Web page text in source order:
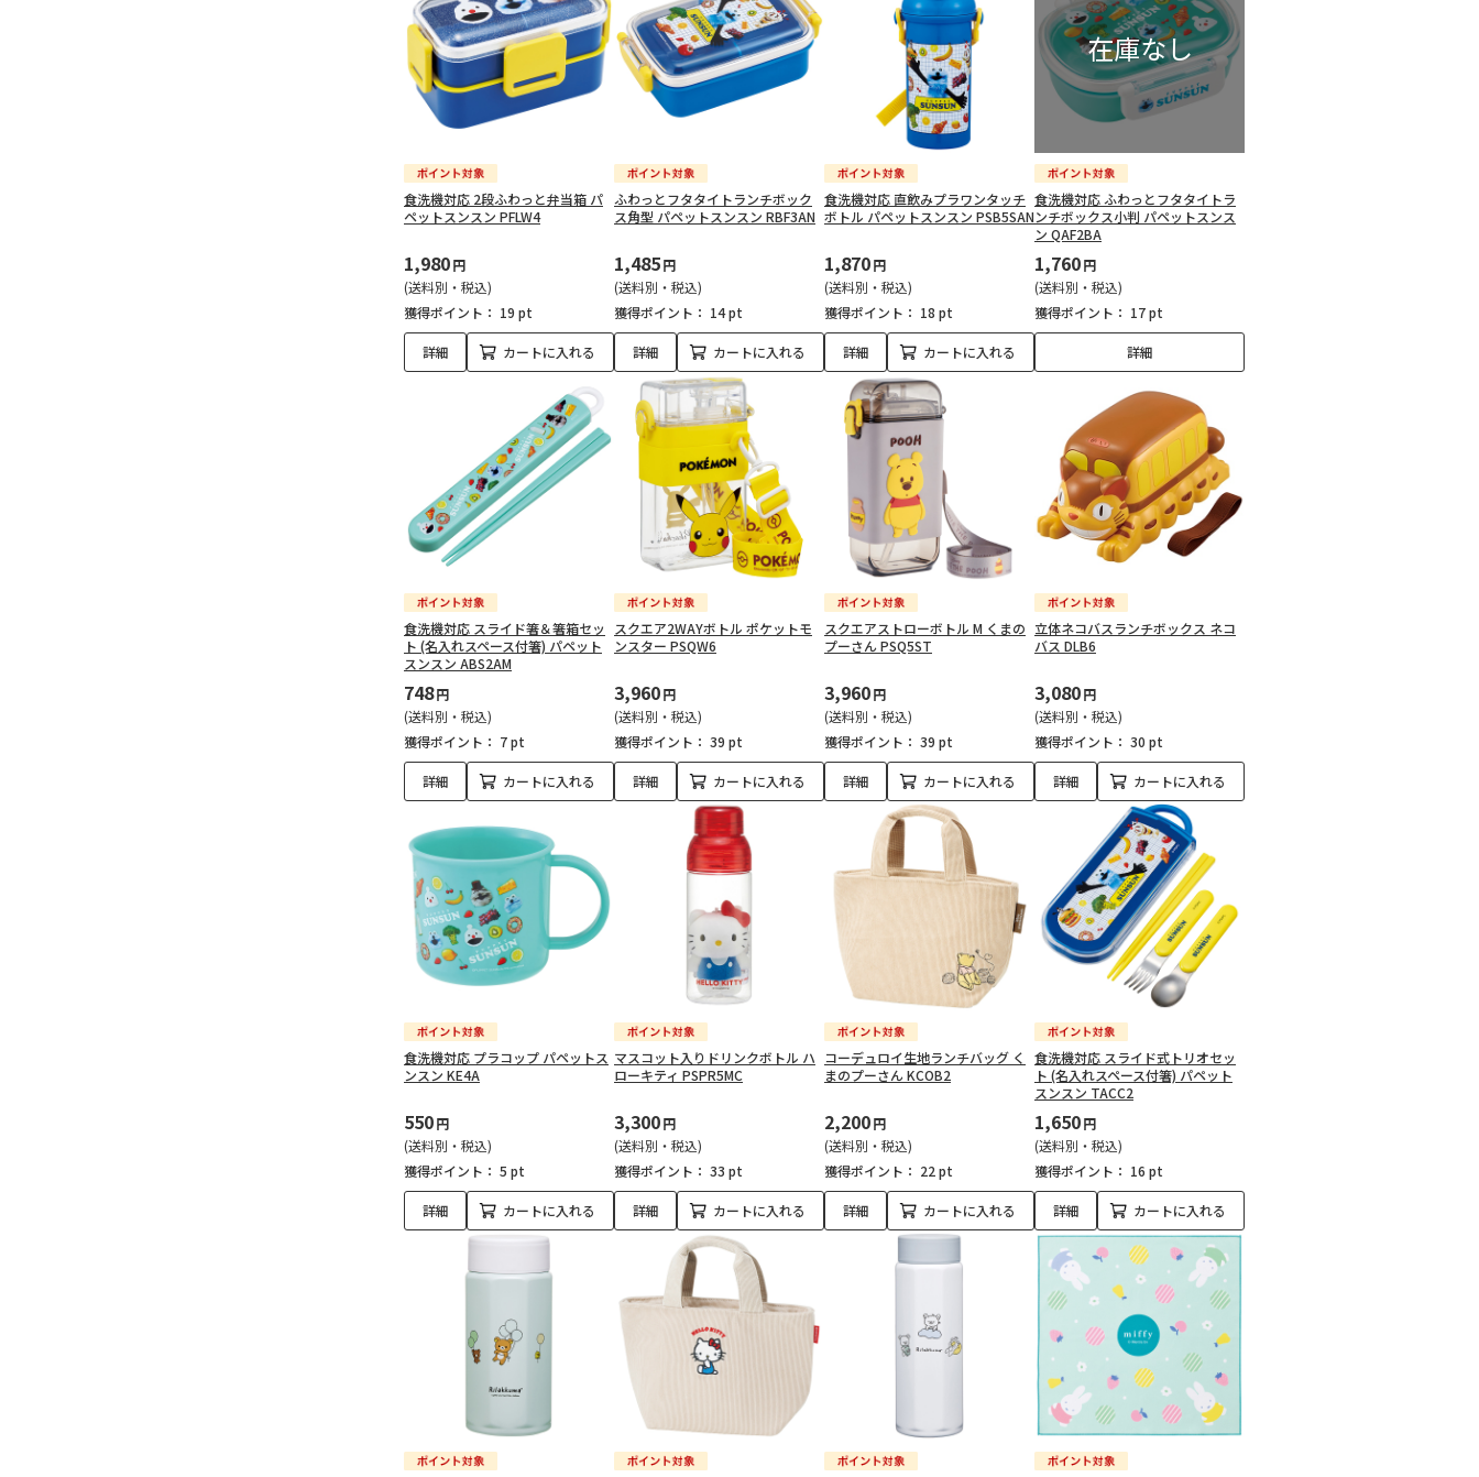
食洗機対応 2段ふわっと弁当箱 パ
ペットスンスン PFLW4
1,980円
(送料別・税込)
獲得ポイント： 19 pt
詳細 カートに入れる
ふわっとフタタイトランチボック
ス角型 パペットスンスン RBF3AN
1,485円
(送料別・税込)
獲得ポイント： 14 pt
詳細 カートに入れる
食洗機対応 直飲みプラワンタッチ
ボトル パペットスンスン PSB5SAN
1,870円
(送料別・税込)
獲得ポイント： 18 pt
詳細 カートに入れる
食洗機対応 ふわっとフタタイトラ
ンチボックス小判 パペットスンス
ン QAF2BA
1,760円
(送料別・税込)
獲得ポイント： 17 pt
詳細
食洗機対応 スライド箸＆箸箱セッ
ト (名入れスペース付箸) パペット
スンスン ABS2AM
748円
(送料別・税込)
獲得ポイント： 7 pt
詳細 カートに入れる
スクエア2WAYボトル ポケットモ
ンスター PSQW6
3,960円
(送料別・税込)
獲得ポイント： 39 pt
詳細 カートに入れる
スクエアストローボトル M くまの
プーさん PSQ5ST
3,960円
(送料別・税込)
獲得ポイント： 39 pt
詳細 カートに入れる
立体ネコバスランチボックス ネコ
バス DLB6
3,080円
(送料別・税込)
獲得ポイント： 30 pt
詳細 カートに入れる
食洗機対応 プラコップ パペットス
ンスン KE4A
550円
(送料別・税込)
獲得ポイント： 5 pt
詳細 カートに入れる
マスコット入りドリンクボトル ハ
ローキティ PSPR5MC
3,300円
(送料別・税込)
獲得ポイント： 33 pt
詳細 カートに入れる
コーデュロイ生地ランチバッグ く
まのプーさん KCOB2
2,200円
(送料別・税込)
獲得ポイント： 22 pt
詳細 カートに入れる
食洗機対応 スライド式トリオセッ
ト (名入れスペース付箸) パペット
スンスン TACC2
1,650円
(送料別・税込)
獲得ポイント： 16 pt
詳細 カートに入れる